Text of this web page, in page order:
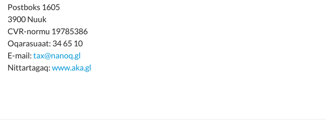
Postboks 1605
3900 Nuuk
CVR-normu 19785386
Oqarasuaat: 34 65 10
E-mail: tax@nanoq.gl
Nittartagaq: www.aka.gl